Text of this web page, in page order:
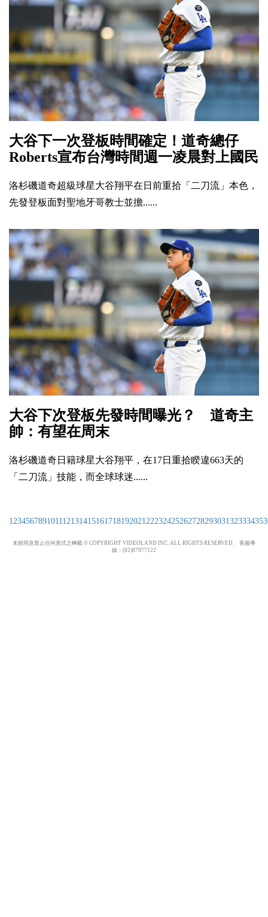
大谷下一次登板時間確定！道奇總仔
Roberts宣布台灣時間週一凌晨對上國民
洛杉磯道奇超級球星大谷翔平在日前重拾「二刀流」本色，
先發登板面對聖地牙哥教士並擔......
大谷下次登板先發時間曝光？ 道奇主
帥：有望在周末
洛杉磯道奇日籍球星大谷翔平，在17日重拾睽違663天的
「二刀流」技能，而全球球迷......
1234567891011121314151617181920212223242526272829303132333435
未經同意禁止任何形式之轉載 © COPYRIGHT VIDEOLAND INC. ALL RIGHTS RESERVED. 客服專
線：(02)87977122